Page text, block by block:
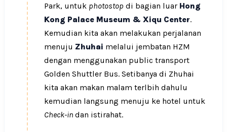
Park, untuk photostop di bagian luar Hong
Kong Palace Museum & Xiqu Center.
Kemudian kita akan melakukan perjalanan
menuju Zhuhai melalui jembatan HZM
dengan menggunakan public transport
Golden Shuttler Bus. Setibanya di Zhuhai
kita akan makan malam terlbih dahulu
kemudian langsung menuju ke hotel untuk
Check-in dan istirahat.